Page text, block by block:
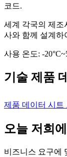
코드.
세계 각국의 제조
사와 함께 설계하
사용 온도: -
기술 제품
제품 데이터 시트
오늘 저희
비즈니스 요구에